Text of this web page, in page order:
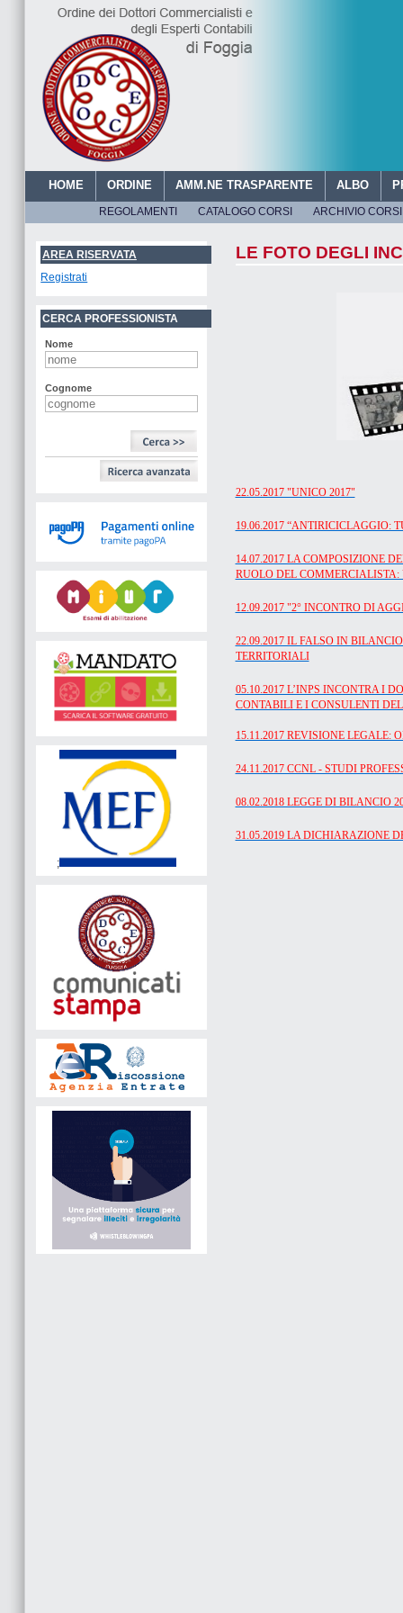
HOME ORDINE AMM.NE TRASPARENTE ALBO
REGOLAMENTI CATALOGO CORSI ARCHIVIO CORSI
AREA RISERVATA
Registrati
CERCA PROFESSIONISTA
Nome
Cognome
;
ORDINE DEI DOTTORI
LE FOTO DEGLI
22.05.2017 "UNICO 2017"
19.06.2017 “ANTIRICICLAGGIO:
14.07.2017 LA COMPOSIZIONE
RUOLO DEL COMMERCIALISTA:
12.09.2017 "2° INCONTRO DI
22.09.2017 IL FALSO IN
TERRITORIALI
05.10.2017 L’INPS INCONTRA I
CONTABILI E I CONSULENTI
15.11.2017 REVISIONE LEGALE:
24.11.2017 CCNL - STUDI
08.02.2018 LEGGE DI BILANCIO
31.05.2019 LA DICHIARAZIONE